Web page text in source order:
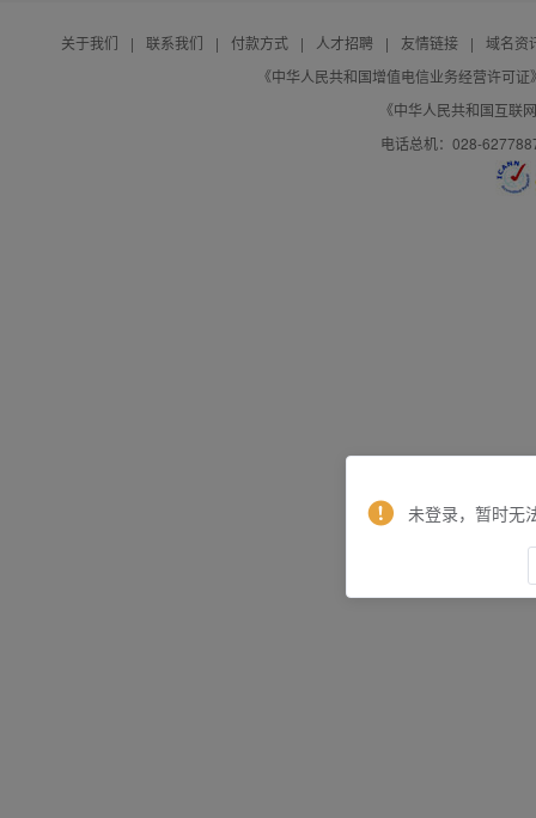
关于我们 | 联系我们 | 付款方式 | 人才招聘 | 友情链接 |
域名资
《中华人民共和国增值电信业务经营许可
《中华人民共和国互联
电话总机：028-
未登录，暂时无